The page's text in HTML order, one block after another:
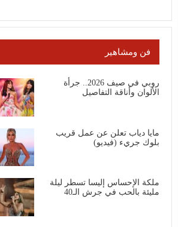
فن ومشاهير
روبي في صيف 2026.. جرأة
الألوان وأناقة التفاصيل
مايا دياب تعلن عن عمل قريب
بلوك جريء (فيديو)
ملكة الإحساس إليسا تسطر ليلة
مليئة بالحب في جرش الـ40